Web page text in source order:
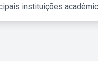
instituições